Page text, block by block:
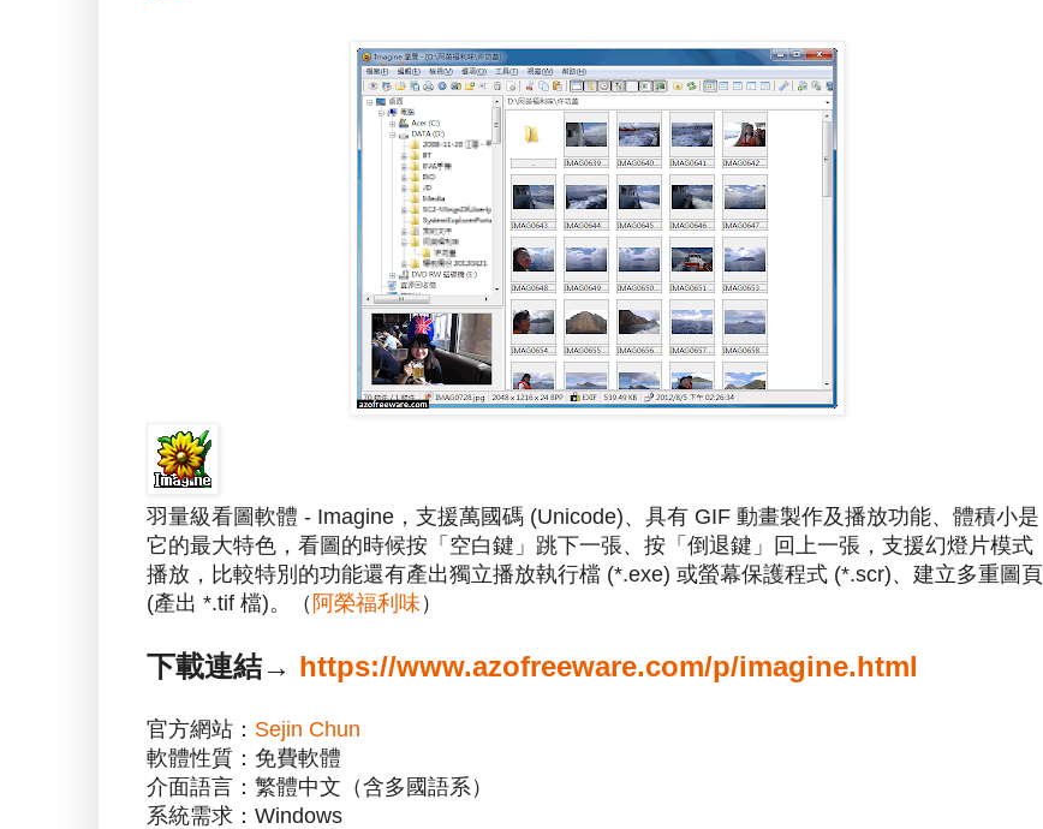
羽量級看圖軟體 - Imagine，支援萬國碼 (Unicode)、具有 GIF 動畫製作及播放功能、體積小是
它的最大特色，看圖的時候按「空白鍵」跳下一張、按「倒退鍵」回上一張，支援幻燈片模式
播放，比較特別的功能還有產出獨立播放執行檔 (*.exe) 或螢幕保護程式 (*.scr)、建立多重圖頁
(產出 *.tif 檔)。（ 阿榮福利味 ）
下載連結→ https://www.azofreeware.com/p/imagine.html
官方網站： Sejin Chun
軟體性質：免費軟體
介面語言：繁體中文（含多國語系）
系統需求：Windows